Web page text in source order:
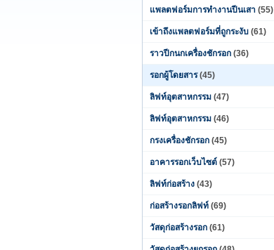
แพลตฟอร์มการทำงานปีนเสา (55)
เข้าถึงแพลตฟอร์มที่ถูกระงับ (61)
ราวปีกนกเครื่องชักรอก (36)
รอกผู้โดยสาร (45)
ลิฟท์อุตสาหกรรม (47)
ลิฟท์อุตสาหกรรม (46)
กรงเครื่องชักรอก (45)
อาคารรอกเว็บไซต์ (57)
ลิฟท์ก่อสร้าง (43)
ก่อสร้างรอกลิฟท์ (69)
วัสดุก่อสร้างรอก (61)